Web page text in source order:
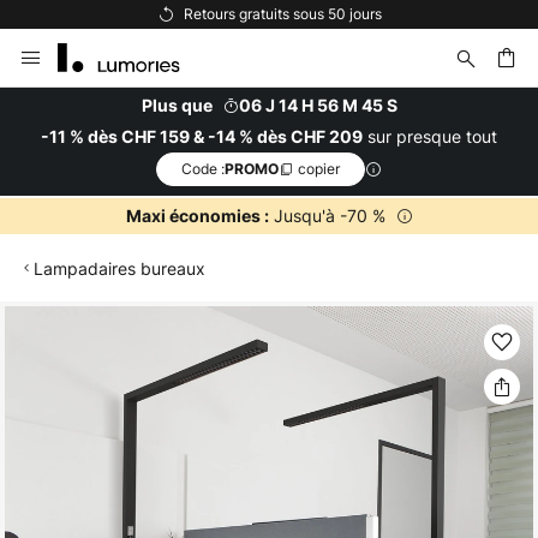
Options de paiement flexibles
Allez
au
Plus que
06 J 14 H 56 M 44 S
-11 % dès CHF 159 & -14 % dès CHF 209 sur presque tout
Code :PROMO copier
Maxi économies :Jusqu'à -70 %
Lampadaires bureaux
gallery